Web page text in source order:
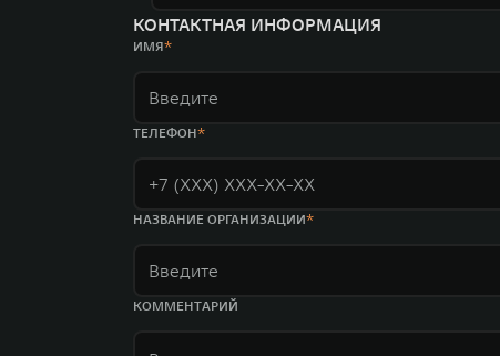
КОНТАКТНАЯ ИНФОРМАЦИЯ
ИМЯ
ТЕЛЕФОН
НАЗВАНИЕ ОРГАНИЗАЦИИ
КОММЕНТАРИЙ